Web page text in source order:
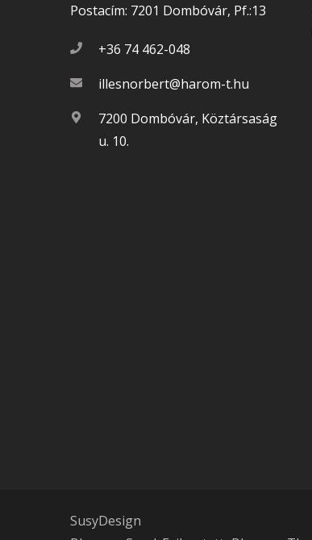
Postacím: 7201 Dombóvár, Pf.:13
+36 74 462-048
illesnorbert@harom-t.hu
7200 Dombóvár, Köztársaság
u. 10.
SusyDesign